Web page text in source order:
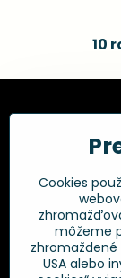
10
821 08
+421
Cookies
môžeme
USA alebo